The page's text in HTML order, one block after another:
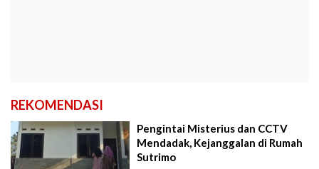
REKOMENDASI
Pengintai Misterius dan CCTV
Mendadak, Kejanggalan di Rumah
Sutrimo